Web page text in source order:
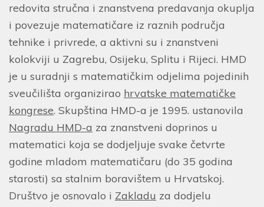
redovita stručna i znanstvena predavanja okuplja
i povezuje matematičare iz raznih područja
tehnike i privrede, a aktivni su i znanstveni
kolokviji u Zagrebu, Osijeku, Splitu i Rijeci. HMD
je u suradnji s matematičkim odjelima pojedinih
sveučilišta organizirao hrvatske matematičke
kongrese. Skupština HMD-a je 1995. ustanovila
Nagradu HMD-a za znanstveni doprinos u
matematici koja se dodjeljuje svake četvrte
godine mladom matematičaru (do 35 godina
starosti) sa stalnim boravištem u Hrvatskoj.
Društvo je osnovalo i Zakladu za dodjelu